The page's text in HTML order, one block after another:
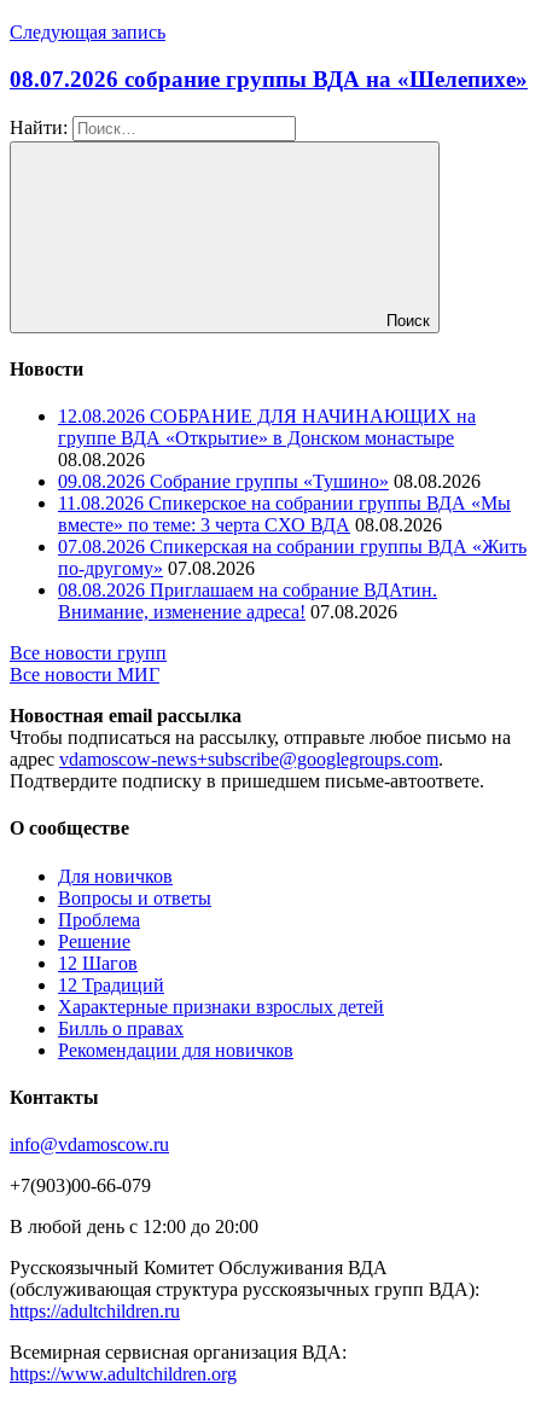
Следующая запись
08.07.2026 собрание группы ВДА на «Шелепихе»
Найти:
Поиск
Новости
12.08.2026 СОБРАНИЕ ДЛЯ НАЧИНАЮЩИХ на
группе ВДА «Открытие» в Донском монастыре
08.08.2026
09.08.2026 Собрание группы «Тушино» 08.08.2026
11.08.2026 Спикерское на собрании группы ВДА «Мы
вместе» по теме: 3 черта СХО ВДА 08.08.2026
07.08.2026 Спикерская на собрании группы ВДА «Жить
по-другому» 07.08.2026
08.08.2026 Приглашаем на собрание ВДАтин.
Внимание, изменение адреса! 07.08.2026
Все новости групп
Все новости МИГ
Новостная email рассылка
Чтобы подписаться на рассылку, отправьте любое письмо на
адрес vdamoscow-news+subscribe@googlegroups.com.
Подтвердите подписку в пришедшем письме-автоответе.
О сообществе
Для новичков
Вопросы и ответы
Проблема
Решение
12 Шагов
12 Традиций
Xарактерные признаки взрослых детей
Билль о правах
Рекомендации для новичков
Контакты
info@vdamoscow.ru
+7(903)00-66-079
В любой день с 12:00 до 20:00
Русскоязычный Комитет Обслуживания ВДА
(обслуживающая структура русскоязычных групп ВДА):
https://adultchildren.ru
Всемирная сервисная организация ВДА:
https://www.adultchildren.org